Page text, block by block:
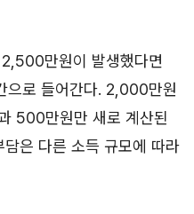
만원이 발생했다면
으로 들어간다. 2,000만원
500만원만 새로 계산된
은 다른 소득 규모에 따라